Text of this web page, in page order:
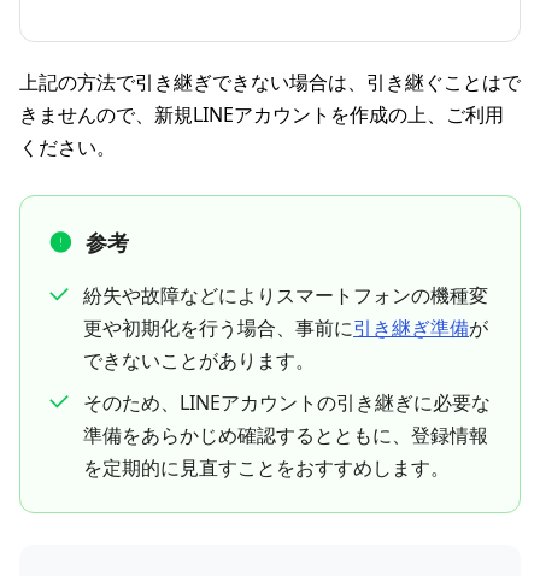
上記の方法で引き継ぎできない場合は、引き継ぐことはで
きませんので、新規LINEアカウントを作成の上、ご利用
ください。
参考
紛失や故障などによりスマートフォンの機種変
更や初期化を行う場合、事前に引き継ぎ準備が
できないことがあります。
そのため、LINEアカウントの引き継ぎに必要な
準備をあらかじめ確認するとともに、登録情報
を定期的に見直すことをおすすめします。